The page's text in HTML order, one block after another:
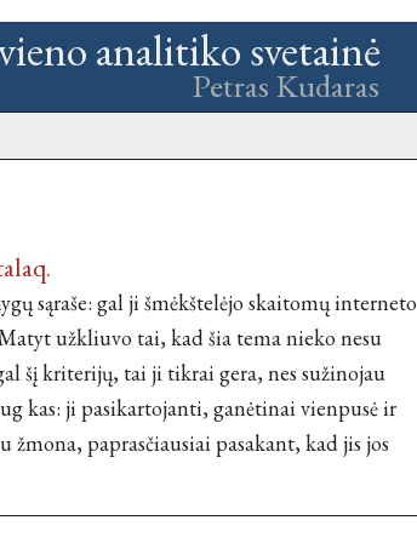
analitiko svetainė
Petras Kudaras
sąraše: gal ji šmėkštelėjo skaitomų interneto
užkliuvo tai, kad šia tema nieko nesu
šį kriterijų, tai ji tikrai gera, nes sužinojau
kas: ji pasikartojanti, ganėtinai vienpusė ir
paprasčiausiai pasakant, kad jis jos